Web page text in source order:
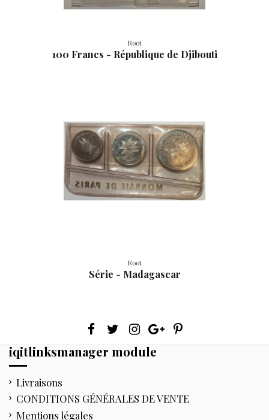
Root
100 Francs - République de Djibouti
Root
Série - Madagascar
iqitlinksmanager module
Livraisons
CONDITIONS GÉNÉRALES DE VENTE
Mentions légales